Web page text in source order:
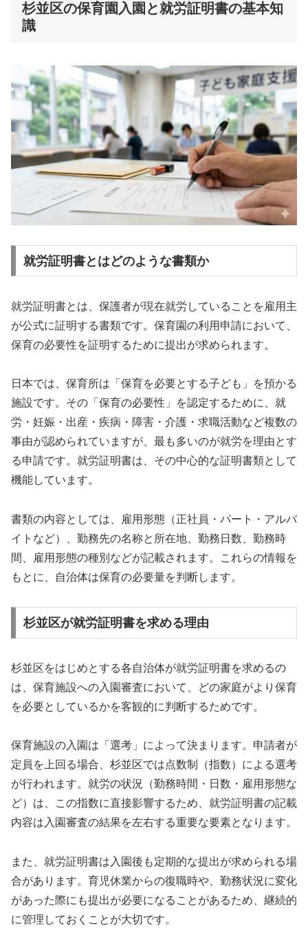
杉並区の保育園入園と就労証明書の基本知
識
就労証明書とはどのような書類か
就労証明書とは、保護者が現在就労していることを雇用主
が公式に証明する書類です。保育園の利用申請において、
保育の必要性を証明するために提出が求められます。
日本では、保育所は「保育を必要とする子ども」を預かる
施設です。その「保育の必要性」を認定するために、就
労・妊娠・出産・疾病・障害・介護・求職活動など複数の
事由が認められていますが、最も多いのが就労を理由とす
る申請です。就労証明書は、その中心的な証明書類として
機能しています。
書類の内容としては、雇用形態（正社員・パート・アルバ
イトなど）、勤務先の名称と所在地、勤務日数、勤務時
間、雇用形態の種別などが記載されます。これらの情報を
もとに、自治体は保育の必要量を判断します。
杉並区が就労証明書を求める理由
杉並区をはじめとする各自治体が就労証明書を求めるの
は、保育施設への入園審査において、どの家庭がより保育
を必要としているかを客観的に判断するためです。
保育施設の入園は「選考」によって決まります。申請者が
定員を上回る場合、杉並区では点数制（指数）による選考
が行われます。就労の状況（勤務時間・日数・雇用形態な
ど）は、この指数に直接影響するため、就労証明書の記載
内容は入園審査の結果を左右する重要な要素となります。
また、就労証明書は入園後も定期的な提出が求められる場
合があります。育児休業からの復職時や、勤務状況に変化
があった際にも提出が必要になることがあるため、継続的
に管理しておくことが大切です。